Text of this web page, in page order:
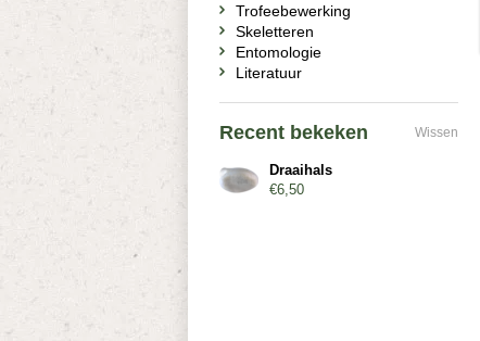
Trofeebewerking
Skeletteren
Entomologie
Literatuur
Recent bekeken Wissen
Draaihals
€6,50